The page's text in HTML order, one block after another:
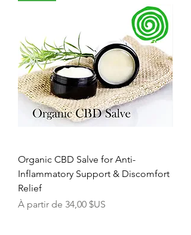
Organic CBD Salve for Anti-
Inflammatory Support & Discomfort
Relief
À partir de 34,00 $US
Prix promotionnel